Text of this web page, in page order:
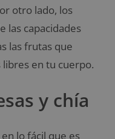
otro lado, los
las capacidades
las frutas que
en tu cuerpo.
y chía
lo fácil que es